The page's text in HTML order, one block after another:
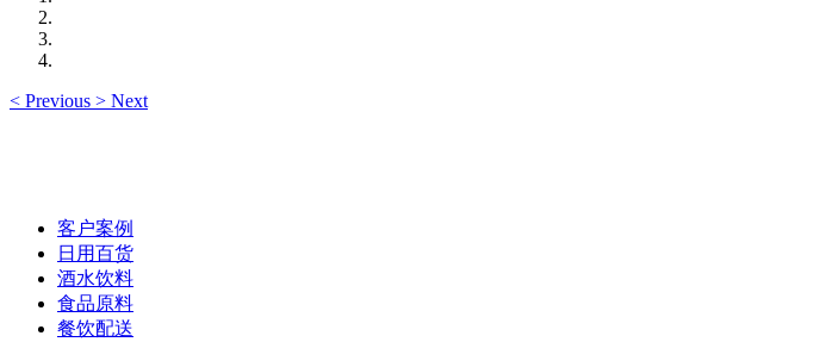
< Previous > Next
客户案例
日用百货
酒水饮料
食品原料
餐饮配送